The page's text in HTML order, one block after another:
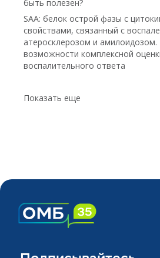
быть полезен?
SAA: белок острой фазы с
свойствами, связанный с
атеросклерозом и
возможности комплексной
воспалительного ответа
Показать еще